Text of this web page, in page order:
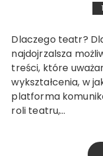
Dlaczego teatr?
najdojrzalsza
treści, które
wykształcenia, w
platforma
roli teatru,…